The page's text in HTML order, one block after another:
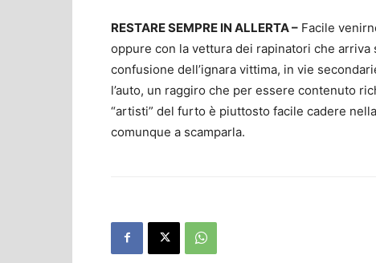
RESTARE SEMPRE IN ALLERTA – Facile
oppure con la vettura dei rapinatori che
confusione dell’ignara vittima, in vie
l’auto, un raggiro che per essere contenuto
“artisti” del furto è piuttosto facile cadere
comunque a scamparla.